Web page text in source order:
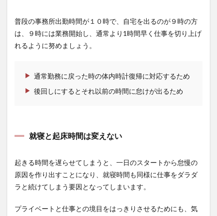
普段の事務所出勤時間が１０時で、自宅を出るのが９時の方
は、９時には業務開始し、通常より1時間早く仕事を切り上げ
れるように努めましょう。
通常勤務に戻った時の体内時計復帰に対応するため
後回しにするとそれ以前の時間に怠けが出るため
就寝と起床時間は変えない
起きる時間を遅らせてしまうと、一日のスタートから怠慢の
原因を作り出すことになり、就寝時間も同様に仕事をダラダ
ラと続けてしまう要因となってしまいます。
プライベートと仕事との境目をはっきりさせるためにも、気